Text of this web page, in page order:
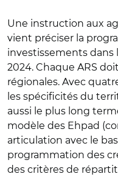
Une instruction aux
vient préciser la
investissements dans
2024. Chaque ARS
régionales. Avec
les spécificités du
aussi le plus long
modèle des Ehpad
articulation avec le
programmation des
des critères de
© Ministère chargé de